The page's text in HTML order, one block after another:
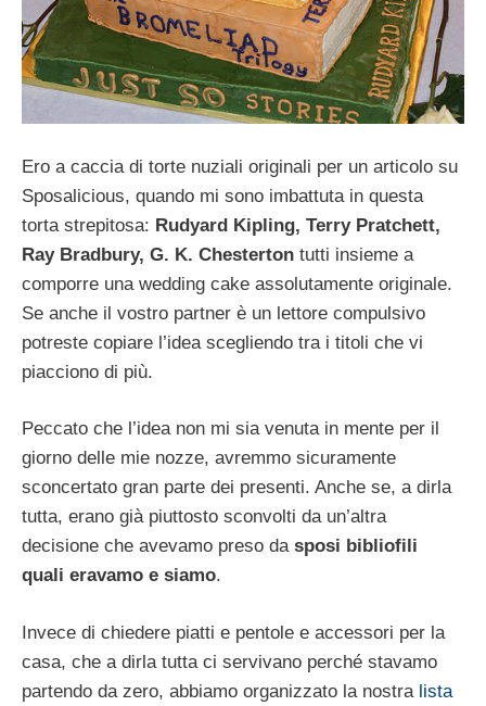
Ero a caccia di torte nuziali originali per un articolo su
Sposalicious, quando mi sono imbattuta in questa
torta strepitosa: Rudyard Kipling, Terry Pratchett,
Ray Bradbury, G. K. Chesterton tutti insieme a
comporre una wedding cake assolutamente originale.
Se anche il vostro partner è un lettore compulsivo
potreste copiare l’idea scegliendo tra i titoli che vi
piacciono di più.
Peccato che l’idea non mi sia venuta in mente per il
giorno delle mie nozze, avremmo sicuramente
sconcertato gran parte dei presenti. Anche se, a dirla
tutta, erano già piuttosto sconvolti da un’altra
decisione che avevamo preso da sposi bibliofili
quali eravamo e siamo.
Invece di chiedere piatti e pentole e accessori per la
casa, che a dirla tutta ci servivano perché stavamo
partendo da zero, abbiamo organizzato la nostra lista